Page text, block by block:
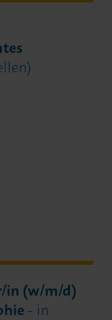
in (w/m/d)
- in